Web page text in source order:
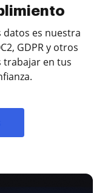
datos es nuestra
GDPR y otros
trabajar en tus